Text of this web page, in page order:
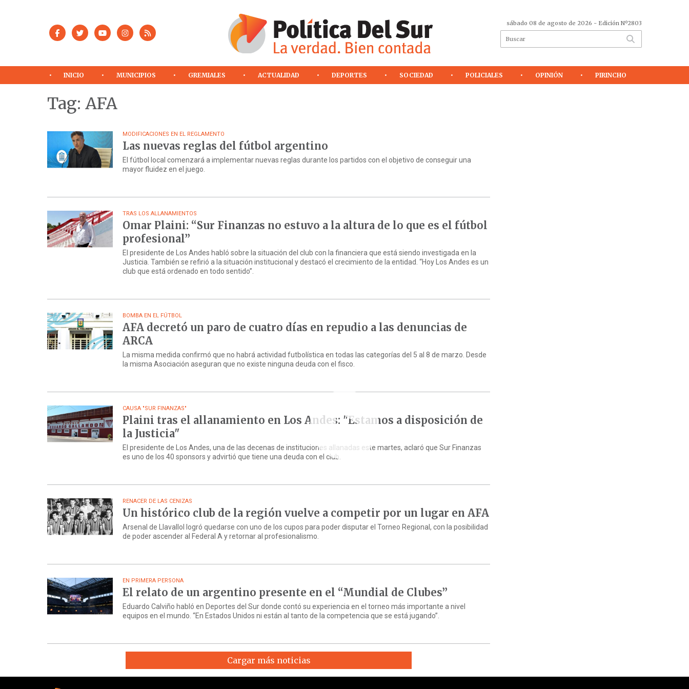
sábado 08 de agosto de 2026 - Edición Nº2803
INICIO MUNICIPIOS GREMIALES ACTUALIDAD DEPORTES SOCIEDAD POLICIALES OPINIÓN PIRINCHO
Tag: AFA
MODIFICACIONES EN EL REGLAMENTO
Las nuevas reglas del fútbol argentino
El fútbol local comenzará a implementar nuevas reglas durante los partidos con el objetivo de conseguir una
mayor fluidez en el juego.
TRAS LOS ALLANAMIENTOS
Omar Plaini: “Sur Finanzas no estuvo a la altura de lo que es el fútbol
profesional”
El presidente de Los Andes habló sobre la situación del club con la financiera que está siendo investigada en la
Justicia. También se refirió a la situación institucional y destacó el crecimiento de la entidad. “Hoy Los Andes es un
club que está ordenado en todo sentido”.
BOMBA EN EL FÚTBOL
AFA decretó un paro de cuatro días en repudio a las denuncias de
ARCA
La misma medida confirmó que no habrá actividad futbolística en todas las categorías del 5 al 8 de marzo. Desde
la misma Asociación aseguran que no existe ninguna deuda con el fisco.
CAUSA "SUR FINANZAS"
Plaini tras el allanamiento en Los Andes: "Estamos a disposición de
la Justicia"
El presidente de Los Andes, una de las decenas de instituciones allanadas este martes, aclaró que Sur Finanzas
es uno de los 40 sponsors y advirtió que tiene una deuda con el club.
RENACER DE LAS CENIZAS
Un histórico club de la región vuelve a competir por un lugar en AFA
Arsenal de Llavallol logró quedarse con uno de los cupos para poder disputar el Torneo Regional, con la posibilidad
de poder ascender al Federal A y retornar al profesionalismo.
EN PRIMERA PERSONA
El relato de un argentino presente en el “Mundial de Clubes”
Eduardo Calviño habló en Deportes del Sur donde contó su experiencia en el torneo más importante a nivel
equipos en el mundo. “En Estados Unidos ni están al tanto de la competencia que se está jugando”.
Cargar más noticias